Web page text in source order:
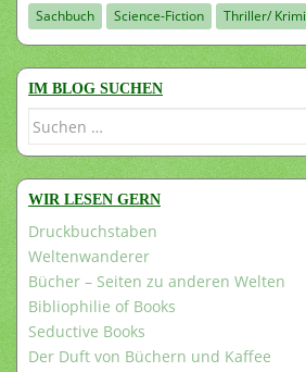
Sachbuch
Science-Fiction Thriller/ Krimi
IM BLOG SUCHEN
Suchen
WIR LESEN GERN
Druckbuchstaben
Weltenwanderer
Bücher – Seiten zu anderen Welten
Bibliophilie of Books
Seductive Books
Der Duft von Büchern und Kaffee